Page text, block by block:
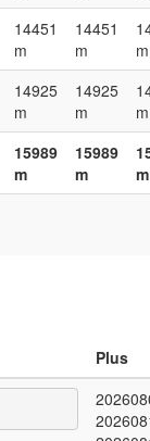
14451
m
14451
m
m
14925
m
14925
m
m
15989
m
15989
m
m
Plus